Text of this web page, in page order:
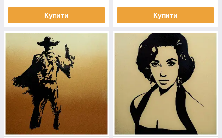
Купити Купити